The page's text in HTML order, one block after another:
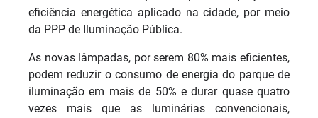
eficiência energética aplicado na cidade, por meio
da PPP de Iluminação Pública.
As novas lâmpadas, por serem 80% mais eficientes,
podem reduzir o consumo de energia do parque de
iluminação em mais de 50% e durar quase quatro
vezes mais que as luminárias convencionais,